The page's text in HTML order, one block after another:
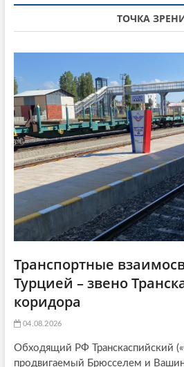
v
i
g
a
t
i
o
n
с
т
ь
я
:
ТОЧКА
Транспортные
Турцией – звено
коридора
04.08.2026
Обходящий РФ Транскаспийский
продвигаемый Брюсселем и